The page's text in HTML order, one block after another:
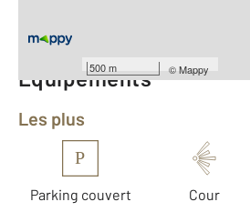
500 m ©Mappy
Équipements
Les plus
P
Parking couvert Cour